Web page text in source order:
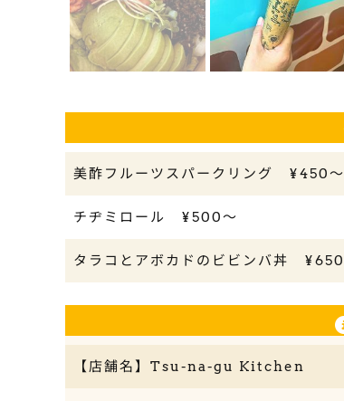
美酢フルーツスパークリング ¥450〜
チヂミロール ¥500〜
タラコとアボカドのビビンバ丼 ¥650
【店舗名】Tsu-na-gu Kitchen